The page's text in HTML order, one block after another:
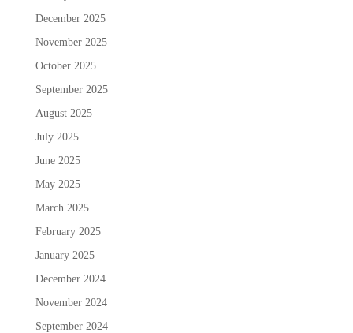
December 2025
November 2025
October 2025
September 2025
August 2025
July 2025
June 2025
May 2025
March 2025
February 2025
January 2025
December 2024
November 2024
September 2024